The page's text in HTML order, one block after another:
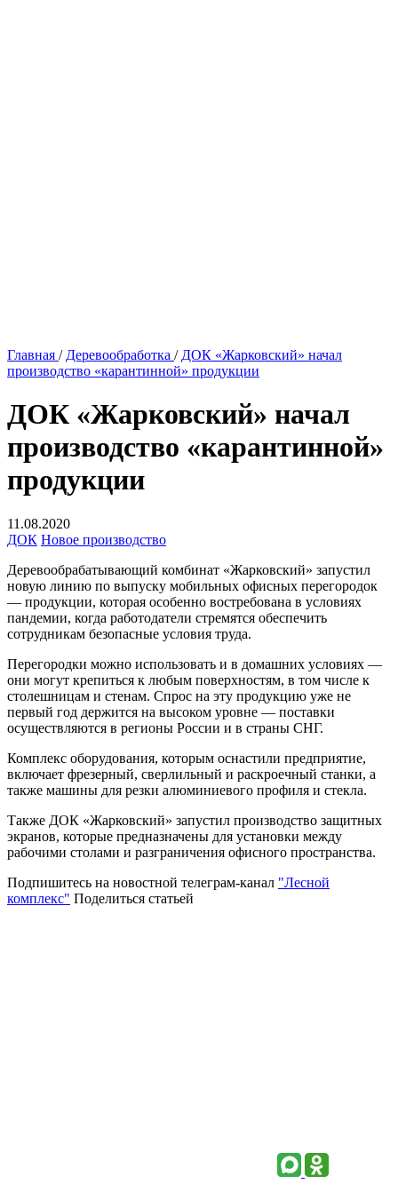
Главная / Деревообработка / ДОК «Жарковский» начал
производство «карантинной» продукции
ДОК «Жарковский» начал
производство «карантинной»
продукции
11.08.2020
ДОК Новое производство
Деревообрабатывающий комбинат «Жарковский» запустил
новую линию по выпуску мобильных офисных перегородок
— продукции, которая особенно востребована в условиях
пандемии, когда работодатели стремятся обеспечить
сотрудникам безопасные условия труда.
Перегородки можно использовать и в домашних условиях —
они могут крепиться к любым поверхностям, в том числе к
столешницам и стенам. Спрос на эту продукцию уже не
первый год держится на высоком уровне — поставки
осуществляются в регионы России и в страны СНГ.
Комплекс оборудования, которым оснастили предприятие,
включает фрезерный, сверлильный и раскроечный станки, а
также машины для резки алюминиевого профиля и стекла.
Также ДОК «Жарковский» запустил производство защитных
экранов, которые предназначены для установки между
рабочими столами и разграничения офисного пространства.
Подпишитесь на новостной телеграм-канал "Лесной
комплекс" Поделиться статьей